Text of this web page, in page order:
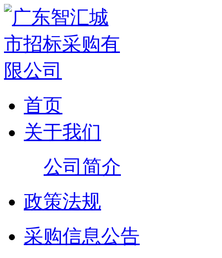
首页
关于我们
公司简介
政策法规
采购信息公告